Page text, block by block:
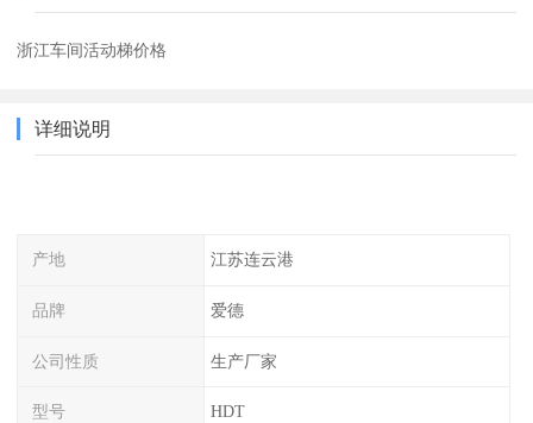
浙江车间活动梯价格
详细说明
产地 江苏连云港
品牌 爱德
公司性质 生产厂家
型号 HDT